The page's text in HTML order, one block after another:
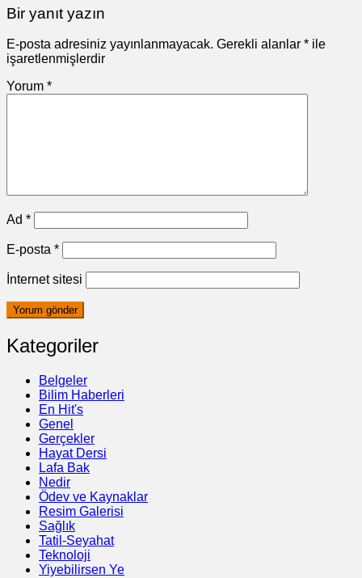
Bir yanıt yazın
E-posta adresiniz yayınlanmayacak. Gerekli alanlar * ile
işaretlenmişlerdir
Yorum *
Ad *
E-posta *
İnternet sitesi
Kategoriler
Belgeler
Bilim Haberleri
En Hit's
Genel
Gerçekler
Hayat Dersi
Lafa Bak
Nedir
Ödev ve Kaynaklar
Resim Galerisi
Sağlık
Tatil-Seyahat
Teknoloji
Yiyebilirsen Ye